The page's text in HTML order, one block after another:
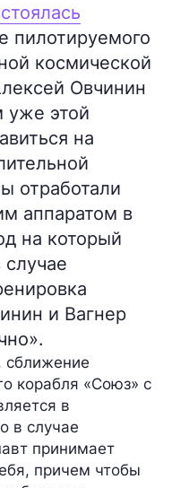
пилотируемого
космической
Овчинин
уже этой
на
отработали
аппаратом в
на который
и Вагнер
сближение
корабля «Союз» с
в
в случае
принимает
причем чтобы